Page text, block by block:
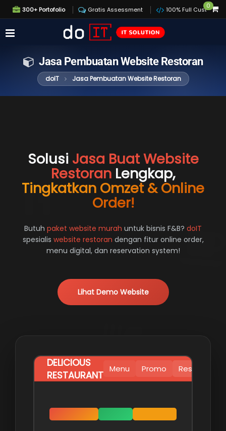
300+ Portofolio Gratis Assessment 100% Full Custom
0
Jasa Pembuatan Website Restoran
doIT Jasa Pembuatan Website Restoran
Solusi Jasa Buat Website
Restoran Lengkap,
Tingkatkan Omzet & Online
Order!
Butuh paket website murah untuk bisnis F&B? doIT
spesialis website restoran dengan fitur online order,
menu digital, dan reservation system!
Lihat Demo Website
DELICIOUS
RESTAURANT Menu Promo Reservasi